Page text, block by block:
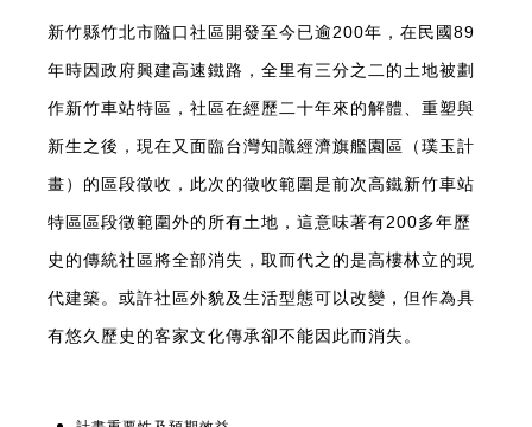
新竹縣竹北市隘口社區開發至今已逾200年，在民國89
年時因政府興建高速鐵路，全里有三分之二的土地被劃
作新竹車站特區，社區在經歷二十年來的解體、重塑與
新生之後，現在又面臨台灣知識經濟旗艦園區（璞玉計
畫）的區段徵收，此次的徵收範圍是前次高鐵新竹車站
特區區段徵範圍外的所有土地，這意味著有200多年歷
史的傳統社區將全部消失，取而代之的是高樓林立的現
代建築。或許社區外貌及生活型態可以改變，但作為具
有悠久歷史的客家文化傳承卻不能因此而消失。